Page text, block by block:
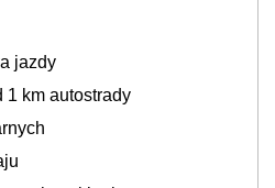
jazdy
1 km autostrady